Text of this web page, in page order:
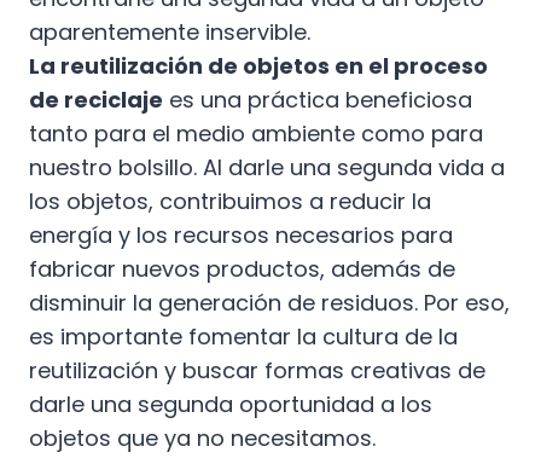
aparentemente inservible.
La reutilización de objetos en el proceso
de reciclaje es una práctica beneficiosa
tanto para el medio ambiente como para
nuestro bolsillo. Al darle una segunda vida a
los objetos, contribuimos a reducir la
energía y los recursos necesarios para
fabricar nuevos productos, además de
disminuir la generación de residuos. Por eso,
es importante fomentar la cultura de la
reutilización y buscar formas creativas de
darle una segunda oportunidad a los
objetos que ya no necesitamos.